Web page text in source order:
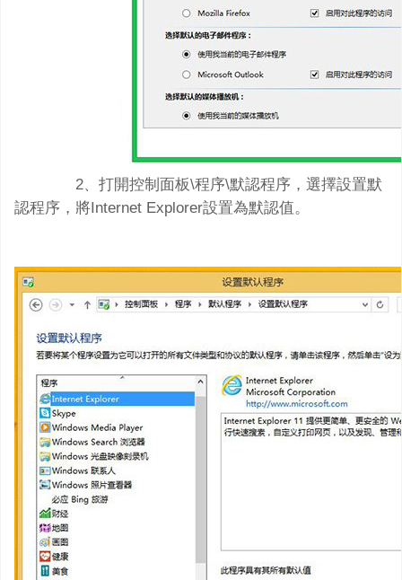
2、打開控制面板\程序\默認程序，選擇設置默
認程序，將Internet Explorer設置為默認值。